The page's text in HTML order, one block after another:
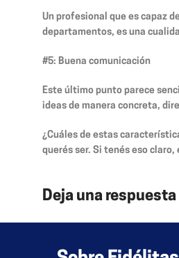
Un profesional que es capaz
departamentos, es una
#5: Buena comunicación
Este último punto parece
ideas de manera concreta,
¿Cuáles de estas
querés ser. Si tenés eso
Deja una respuesta